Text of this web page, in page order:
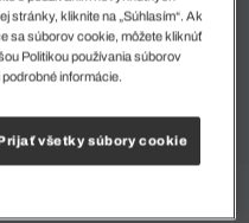
stránky, kliknite na „Súhlasím“. Ak
sa súborov cookie, môžete kliknúť
Politikou používania súborov
informácie.
všetky súbory cookie